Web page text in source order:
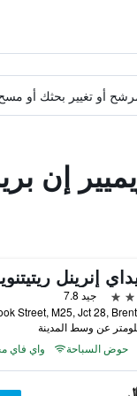
مرشح أو تغيير بحثك أو
إن
جيد 7.8
حوض السباحة واي فاي